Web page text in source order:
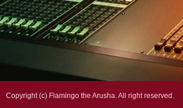
Copyright (c) Flamingo the Arusha. All right reserved.